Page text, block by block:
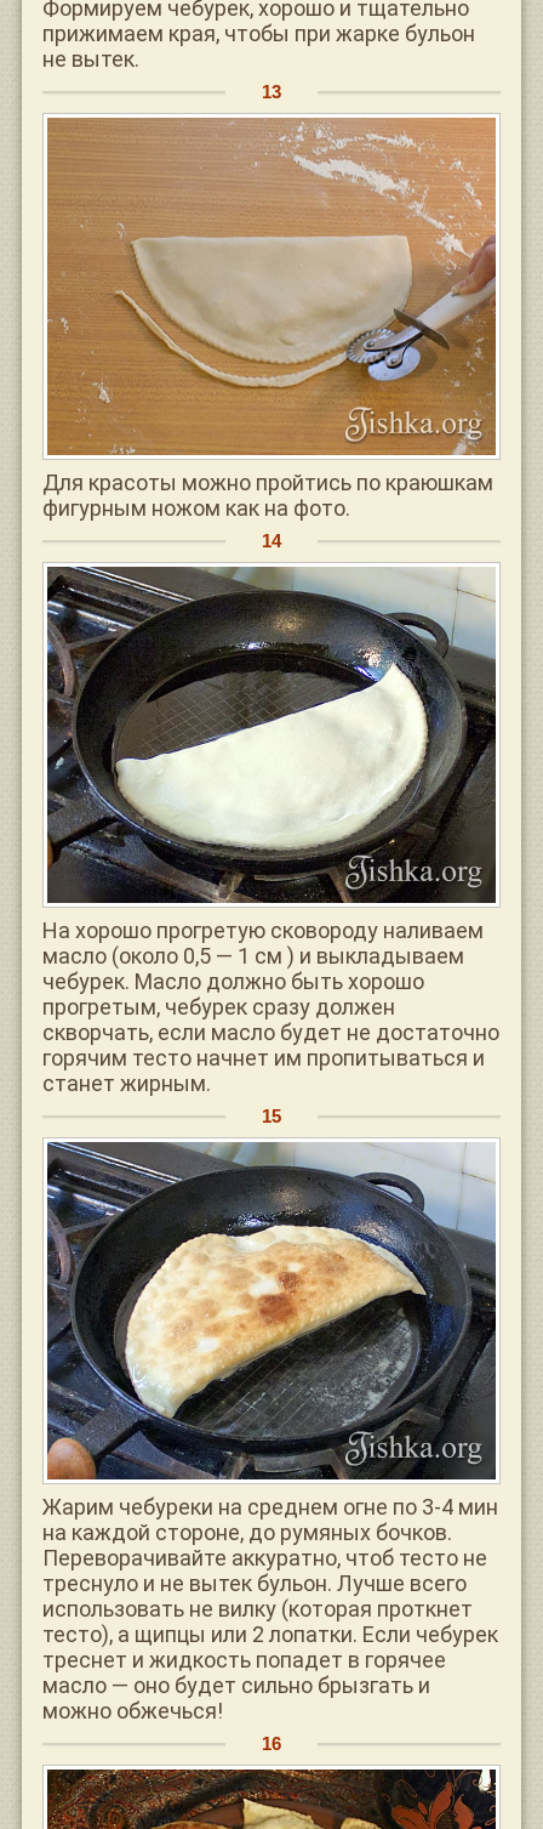
Формируем чебурек, хорошо и тщательно
прижимаем края, чтобы при жарке бульон
не вытек.
Для красоты можно пройтись по краюшкам
фигурным ножом как на фото.
На хорошо прогретую сковороду наливаем
масло (около 0,5 — 1 см ) и выкладываем
чебурек. Масло должно быть хорошо
прогретым, чебурек сразу должен
скворчать, если масло будет не достаточно
горячим тесто начнет им пропитываться и
станет жирным.
Жарим чебуреки на среднем огне по 3-4 мин
на каждой стороне, до румяных бочков.
Переворачивайте аккуратно, чтоб тесто не
треснуло и не вытек бульон. Лучше всего
использовать не вилку (которая проткнет
тесто), а щипцы или 2 лопатки. Если чебурек
треснет и жидкость попадет в горячее
масло — оно будет сильно брызгать и
можно обжечься!